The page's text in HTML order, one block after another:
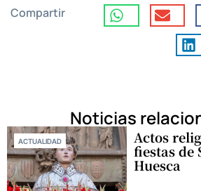
Compartir
Noticias
ACTUALIDAD Actos
fiestas de
Huesca